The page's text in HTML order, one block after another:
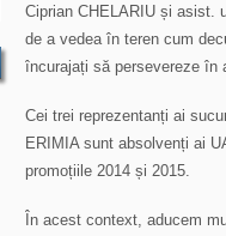
Ciprian CHELARIU și asist.
de a vedea în teren cum
încurajați să persevereze în
Cei trei reprezentanți ai
ERIMIA sunt absolvenți ai
promoțiile 2014 și 2015.
În acest context, aducem